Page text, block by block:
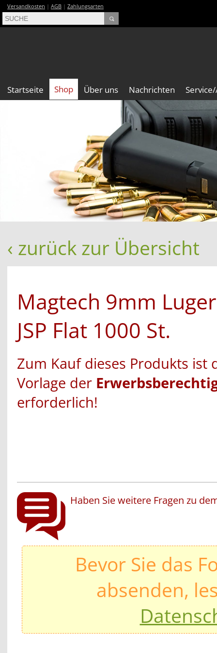
Versandkosten | AGB | Zahlungsarten
Startseite Shop Über uns Nachrichten
‹ zurück zur Übersicht
Magtech 9mm
JSP Flat 1000 St.
Zum Kauf dieses Produkts ist
Vorlage der
erforderlich!
Haben Sie weitere Fragen zu
Bevor Sie das
absenden,